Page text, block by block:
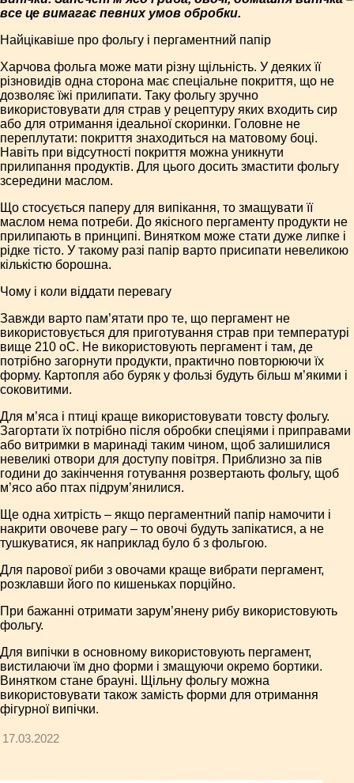
все це вимагає певних умов обробки.
Найцікавіше про фольгу і пергаментний папір
Харчова фольга може мати різну щільність. У деяких її
різновидів одна сторона має спеціальне покриття, що не
дозволяє їжі прилипати. Таку фольгу зручно
використовувати для страв у рецептуру яких входить сир
або для отримання ідеальної скоринки. Головне не
переплутати: покриття знаходиться на матовому боці.
Навіть при відсутності покриття можна уникнути
прилипання продуктів. Для цього досить змастити фольгу
зсередини маслом.
Що стосується паперу для випікання, то змащувати її
маслом нема потреби. До якісного пергаменту продукти не
прилипають в принципі. Винятком може стати дуже липке і
рідке тісто. У такому разі папір варто присипати невеликою
кількістю борошна.
Чому і коли віддати перевагу
Завжди варто пам’ятати про те, що пергамент не
використовується для приготування страв при температурі
вище 210 оС. Не використовують пергамент і там, де
потрібно загорнути продукти, практично повторюючи їх
форму. Картопля або буряк у фользі будуть більш м’якими і
соковитими.
Для м’яса і птиці краще використовувати товсту фольгу.
Загортати їх потрібно після обробки спеціями і приправами
або витримки в маринаді таким чином, щоб залишилися
невеликі отвори для доступу повітря. Приблизно за пів
години до закінчення готування розвертають фольгу, щоб
м’ясо або птах підрум’янилися.
Ще одна хитрість – якщо пергаментний папір намочити і
накрити овочеве рагу – то овочі будуть запікатися, а не
тушкуватися, як наприклад було б з фольгою.
Для парової риби з овочами краще вибрати пергамент,
розклавши його по кишеньках порційно.
При бажанні отримати зарум’янену рибу використовують
фольгу.
Для випічки в основному використовують пергамент,
вистилаючи їм дно форми і змащуючи окремо бортики.
Винятком стане брауні. Щільну фольгу можна
використовувати також замість форми для отримання
фігурної випічки.
17.03.2022